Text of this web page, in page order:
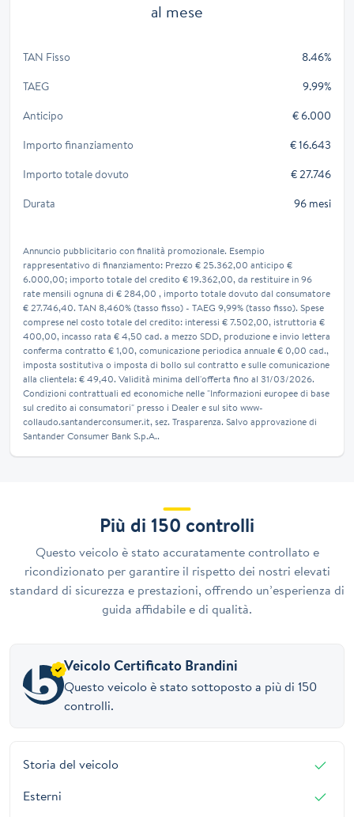
al mese
TAN Fisso
8.46%
TAEG
9.99%
Anticipo
€ 6.000
Importo finanziamento
€ 16.643
Importo totale dovuto
€ 27.746
Durata
96 mesi
Annuncio pubblicitario con finalità promozionale. Esempio
rappresentativo di finanziamento: Prezzo € 25.362,00 anticipo €
6.000,00; importo totale del credito € 19.362,00, da restituire in 96
rate mensili ognuna di € 284,00 , importo totale dovuto dal consumatore
€ 27.746,40. TAN 8,460% (tasso fisso) - TAEG 9,99% (tasso fisso). Spese
comprese nel costo totale del credito: interessi € 7.502,00, istruttoria €
400,00, incasso rata € 4,50 cad. a mezzo SDD, produzione e invio lettera
conferma contratto € 1,00, comunicazione periodica annuale € 0,00 cad.,
imposta sostitutiva o imposta di bollo sul contratto e sulle comunicazione
alla clientela: € 49,40. Validità minima dell'offerta fino al 31/03/2026.
Condizioni contrattuali ed economiche nelle "Informazioni europee di base
sul credito ai consumatori" presso i Dealer e sul sito www-
collaudo.santanderconsumer.it, sez. Trasparenza. Salvo approvazione di
Santander Consumer Bank S.p.A..
Più di 150 controlli
Questo veicolo è stato accuratamente controllato e
ricondizionato per garantire il rispetto dei nostri elevati
standard di sicurezza e prestazioni, offrendo un’esperienza di
guida affidabile e di qualità.
Veicolo Certificato Brandini
Questo veicolo è stato sottoposto a più di 150
controlli.
Storia del veicolo
Esterni